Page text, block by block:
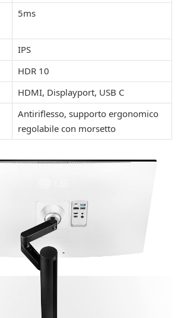
5ms
IPS
HDR 10
HDMI, Displayport, USB C
Antiriflesso, supporto ergonomico
regolabile con morsetto